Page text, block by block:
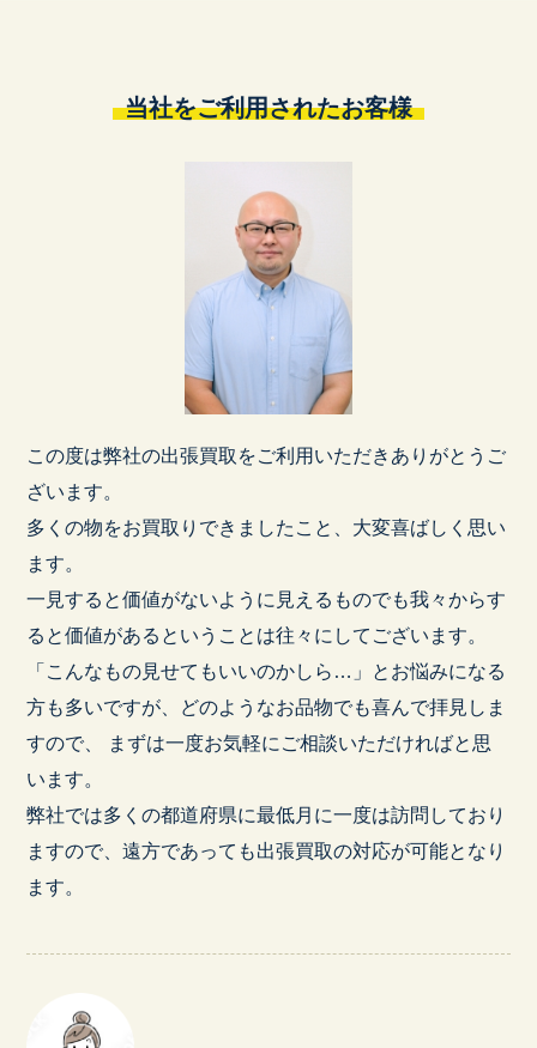
当社をご利用されたお客様
この度は弊社の出張買取をご利用いただきありがとうご
ざいます。
多くの物をお買取りできましたこと、大変喜ばしく思い
ます。
一見すると価値がないように見えるものでも我々からす
ると価値があるということは往々にしてございます。
「こんなもの見せてもいいのかしら…」とお悩みになる
方も多いですが、どのようなお品物でも喜んで拝見しま
すので、 まずは一度お気軽にご相談いただければと思
います。
弊社では多くの都道府県に最低月に一度は訪問しており
ますので、遠方であっても出張買取の対応が可能となり
ます。